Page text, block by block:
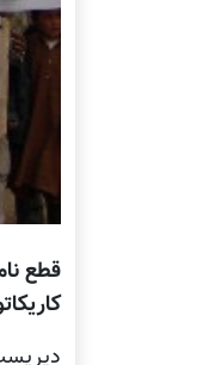
قطع